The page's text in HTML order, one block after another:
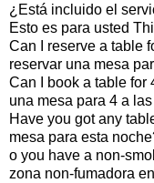
¿Está incluido el
Esto es para usted
Can I reserve a table
reservar una mesa
Can I book a table for
una mesa para 4 a
Have you got any
mesa para esta
o you have a non-
zona non-fumadora